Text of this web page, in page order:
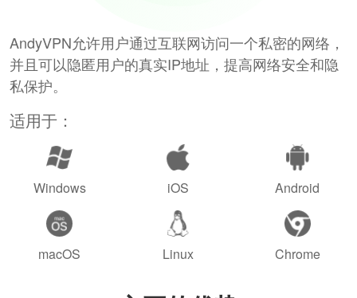
AndyVPN允许用户通过互联网访问一个私密的网络，
并且可以隐匿用户的真实IP地址，提高网络安全和隐
私保护。
适用于：
Windows iOS Android
macOS Linux Chrome